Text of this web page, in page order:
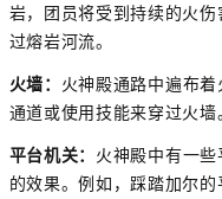
岩，团员将受到持续的火
过熔岩河流。
火墙： 火神殿通路中遍布
通道或使用技能来穿过火墙。
平台机关： 火神殿中有一
的效果。例如，踩踏加尔